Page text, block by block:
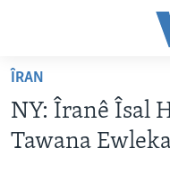
Yekser
naveroka
serekî
DESTPÊK
ÎRAN
NY: Îranê Îsal
Tawana